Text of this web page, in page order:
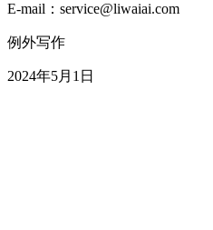
E-mail：service@liwaiai.com
例外写作
2024年5月1日